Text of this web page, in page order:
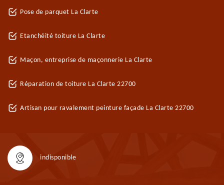
Pose de parquet La Clarte
Etanchéité toiture La Clarte
Maçon, entreprise de maçonnerie La Clarte
Réparation de toiture La Clarte 22700
Artisan pour ravalement peinture façade La Clarte 22700
indisponible